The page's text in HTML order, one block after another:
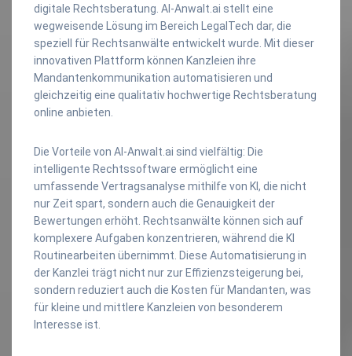
digitale Rechtsberatung. AI-Anwalt.ai stellt eine
wegweisende Lösung im Bereich LegalTech dar, die
speziell für Rechtsanwälte entwickelt wurde. Mit dieser
innovativen Plattform können Kanzleien ihre
Mandantenkommunikation automatisieren und
gleichzeitig eine qualitativ hochwertige Rechtsberatung
online anbieten.
Die Vorteile von AI-Anwalt.ai sind vielfältig: Die
intelligente Rechtssoftware ermöglicht eine
umfassende Vertragsanalyse mithilfe von KI, die nicht
nur Zeit spart, sondern auch die Genauigkeit der
Bewertungen erhöht. Rechtsanwälte können sich auf
komplexere Aufgaben konzentrieren, während die KI
Routinearbeiten übernimmt. Diese Automatisierung in
der Kanzlei trägt nicht nur zur Effizienzsteigerung bei,
sondern reduziert auch die Kosten für Mandanten, was
für kleine und mittlere Kanzleien von besonderem
Interesse ist.